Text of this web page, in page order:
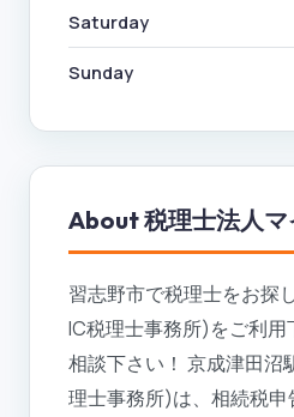
Saturday
Sunday
About税理士法人
習志野市で税理士をお探
IC税理士事務所)をご利
相談下さい！ 京成津田
理士事務所)は、相続税